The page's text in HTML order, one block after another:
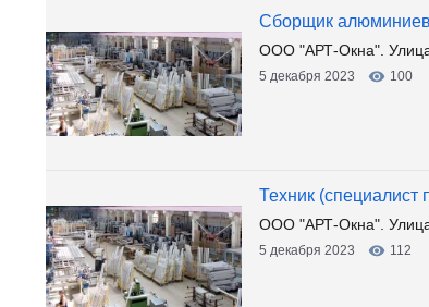
Сборщик
ООО "АРТ-Окна".
5 декабря 2023 100
Техник (специалист
ООО "АРТ-Окна".
5 декабря 2023 112